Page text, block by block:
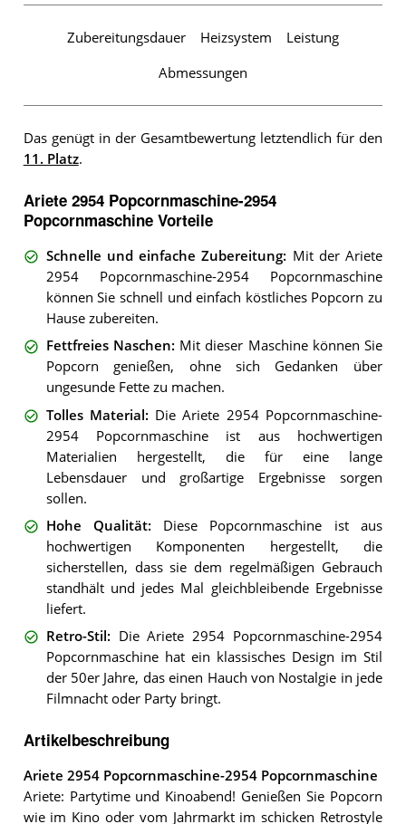
Zubereitungsdauer Heizsystem Leistung
Abmessungen
Das genügt in der Gesamtbewertung letztendlich für den
11. Platz.
Ariete 2954 Popcornmaschine-2954
Popcornmaschine Vorteile
Schnelle und einfache Zubereitung: Mit der Ariete
2954 Popcornmaschine-2954 Popcornmaschine
können Sie schnell und einfach köstliches Popcorn zu
Hause zubereiten.
Fettfreies Naschen: Mit dieser Maschine können Sie
Popcorn genießen, ohne sich Gedanken über
ungesunde Fette zu machen.
Tolles Material: Die Ariete 2954 Popcornmaschine-
2954 Popcornmaschine ist aus hochwertigen
Materialien hergestellt, die für eine lange
Lebensdauer und großartige Ergebnisse sorgen
sollen.
Hohe Qualität: Diese Popcornmaschine ist aus
hochwertigen Komponenten hergestellt, die
sicherstellen, dass sie dem regelmäßigen Gebrauch
standhält und jedes Mal gleichbleibende Ergebnisse
liefert.
Retro-Stil : Die Ariete 2954 Popcornmaschine-2954
Popcornmaschine hat ein klassisches Design im Stil
der 50er Jahre, das einen Hauch von Nostalgie in jede
Filmnacht oder Party bringt.
Artikelbeschreibung
Ariete 2954 Popcornmaschine-2954 Popcornmaschine
Ariete: Partytime und Kinoabend! Genießen Sie Popcorn
wie im Kino oder vom Jahrmarkt im schicken Retrostyle